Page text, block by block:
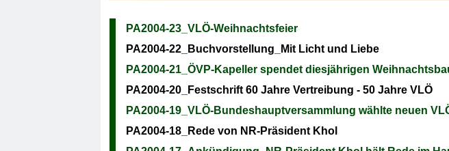
PA2004-23_VLÖ-Weihnachtsfeier
PA2004-22_Buchvorstellung_Mit Licht und Liebe
PA2004-21_ÖVP-Kapeller spendet diesjährigen
PA2004-20_Festschrift 60 Jahre Vertreibung - 50 Jahre VLÖ
PA2004-19_VLÖ-Bundeshauptversammlung wählte neuen
PA2004-18_Rede von NR-Präsident Khol